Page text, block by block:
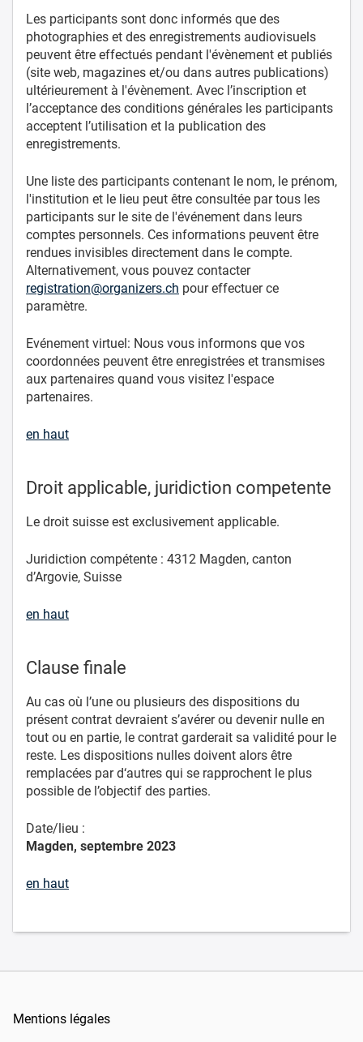
Les participants sont donc informés que des
photographies et des enregistrements audiovisuels
peuvent être effectués pendant l'évènement et publiés
(site web, magazines et/ou dans autres publications)
ultérieurement à l'évènement. Avec l’inscription et
l’acceptance des conditions générales les participants
acceptent l’utilisation et la publication des
enregistrements.
Une liste des participants contenant le nom, le prénom,
l'institution et le lieu peut être consultée par tous les
participants sur le site de l'événement dans leurs
comptes personnels. Ces informations peuvent être
rendues invisibles directement dans le compte.
Alternativement, vous pouvez contacter
registration@organizers.ch pour effectuer ce
paramètre.
Evénement virtuel: Nous vous informons que vos
coordonnées peuvent être enregistrées et transmises
aux partenaires quand vous visitez l'espace
partenaires.
en haut
Droit applicable, juridiction competente
Le droit suisse est exclusivement applicable.
Juridiction compétente : 4312 Magden, canton
d’Argovie, Suisse
en haut
Clause finale
Au cas où l’une ou plusieurs des dispositions du
présent contrat devraient s’avérer ou devenir nulle en
tout ou en partie, le contrat garderait sa validité pour le
reste. Les dispositions nulles doivent alors être
remplacées par d‘autres qui se rapprochent le plus
possible de l’objectif des parties.
Date/lieu :
Magden, septembre 2023
en haut
Mentions légales